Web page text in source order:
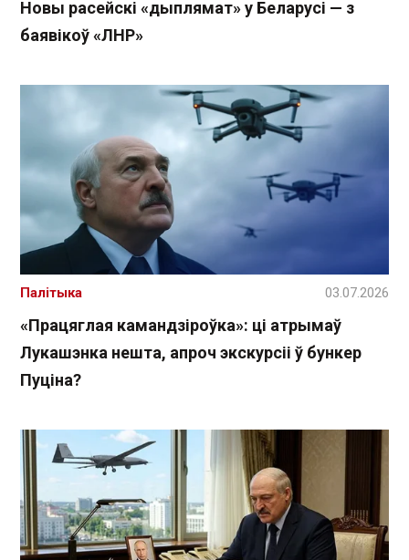
Новы расейскі «дыплямат» у Беларусі — з
баявікоў «ЛНР»
«Працяглая камандзіроўка»: ці атрымаў
Лукашэнка нешта, апроч экскурсіі ў бункер
Пуціна?
Палітыка 03.07.2026